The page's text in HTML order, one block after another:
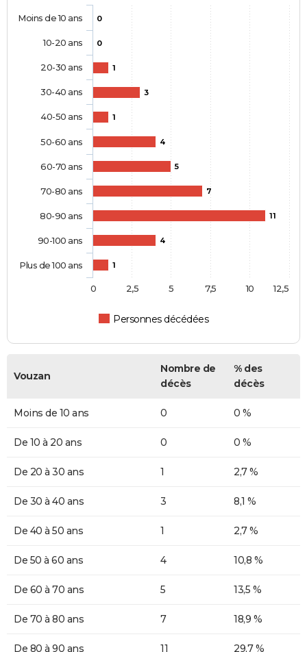
0
0
1
3
1
4
5
7
11
4
1
Personnes décédées
Moins de 10 ans
10-20 ans
20-30 ans
30-40 ans
40-50 ans
50-60 ans
60-70 ans
70-80 ans
80-90 ans
90-100 ans
Plus de 100 ans
0 10
2,5 5 7,5 12,5
Vouzan
Nombre de
décès
% des
décès
Moins de 10 ans 0 0 %
De 10 à 20 ans 0 0 %
De 20 à 30 ans 1 2,7 %
De 30 à 40 ans 3 8,1 %
De 40 à 50 ans 1 2,7 %
De 50 à 60 ans 4 10,8 %
De 60 à 70 ans 5 13,5 %
De 70 à 80 ans 7 18,9 %
De 80 à 90 ans 11 29,7 %